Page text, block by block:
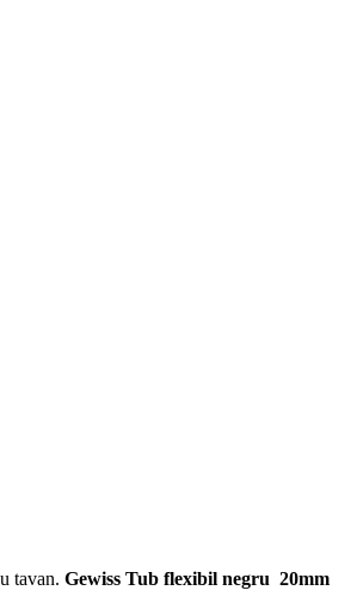
tavan. Gewiss Tub flexibil negru 20mm